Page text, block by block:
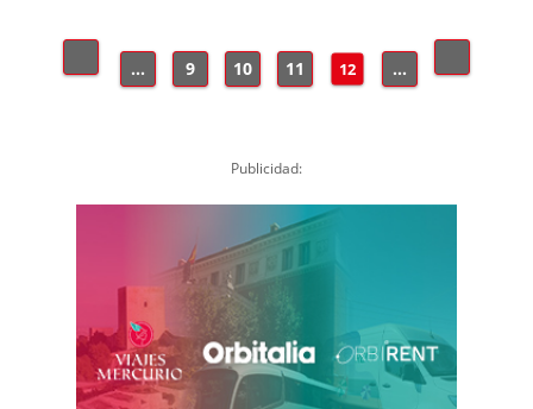
... 9 10 11 12 ...
Publicidad: